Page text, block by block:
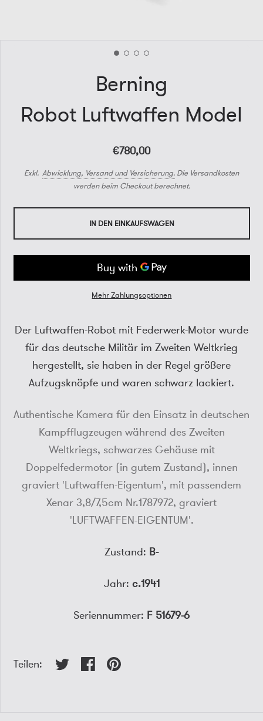
Berning
Robot Luftwaffen Model
€780,00
Exkl.Abwicklung, Versand und Versicherung. Die Versandkosten
werden beim Checkout berechnet.
IN DEN EINKAUFSWAGEN
Mehr Zahlungsoptionen
Der Luftwaffen-Robot mit Federwerk-Motor wurde
für das deutsche Militär im Zweiten Weltkrieg
hergestellt, sie haben in der Regel größere
Aufzugsknöpfe und waren schwarz lackiert.
Authentische Kamera für den Einsatz in deutschen
Kampfflugzeugen während des Zweiten
Weltkriegs, schwarzes Gehäuse mit
Doppelfedermotor (in gutem Zustand), innen
graviert 'Luftwaffen-Eigentum', mit passendem
Xenar 3,8/7,5cm Nr.1787972, graviert
'LUFTWAFFEN-EIGENTUM'.
Zustand: B-
Jahr: c.1941
Seriennummer: F 51679-6
Teilen: